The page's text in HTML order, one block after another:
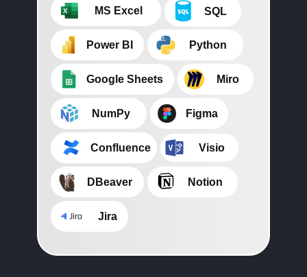
⠀⠀⠀MS Excel
⠀⠀⠀Python
⠀⠀⠀Google Sheets
⠀⠀⠀NumPy
⠀⠀⠀SQL
⠀⠀⠀Power BI
⠀⠀⠀⠀ Jira
⠀⠀⠀⠀Confluence
⠀⠀⠀Miro
⠀⠀⠀Notion
⠀⠀⠀Figma
⠀⠀⠀Visio
⠀⠀⠀DBeaver